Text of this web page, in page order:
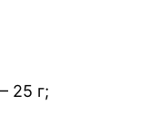
25 г;